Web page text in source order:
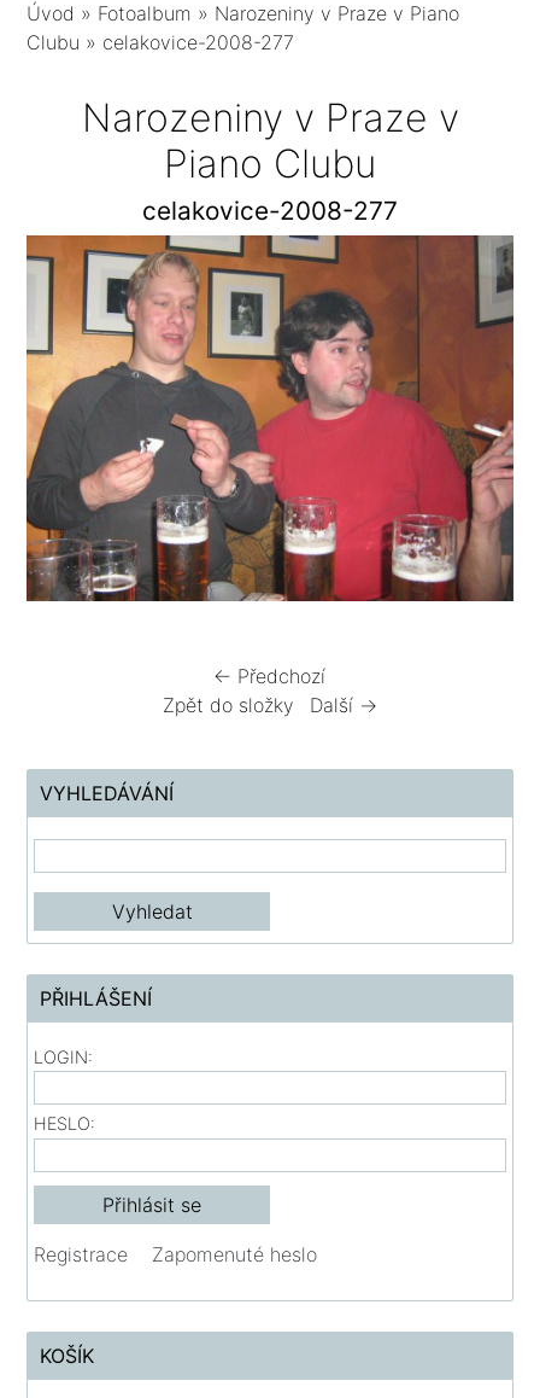
Úvod » Fotoalbum » Narozeniny v Praze v Piano
Clubu » celakovice-2008-277
Narozeniny v Praze v
Piano Clubu
celakovice-2008-277
← Předchozí
Zpět do složky
Další →
VYHLEDÁVÁNÍ
PŘIHLÁŠENÍ
LOGIN:
HESLO:
Registrace Zapomenuté heslo
KOŠÍK